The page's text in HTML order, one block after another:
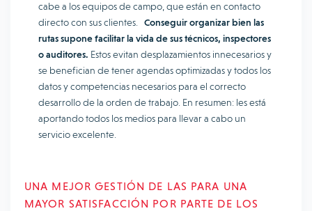
cabe a los equipos de campo, que están en contacto
directo con sus clientes. Conseguir organizar bien las
rutas supone facilitar la vida de sus técnicos, inspectores
o auditores. Estos evitan desplazamientos innecesarios y
se benefician de tener agendas optimizadas y todos los
datos y competencias necesarios para el correcto
desarrollo de la orden de trabajo. En resumen: les está
aportando todos los medios para llevar a cabo un
servicio excelente.
UNA MEJOR GESTIÓN DE LAS PARA UNA
MAYOR SATISFACCIÓN POR PARTE DE LOS